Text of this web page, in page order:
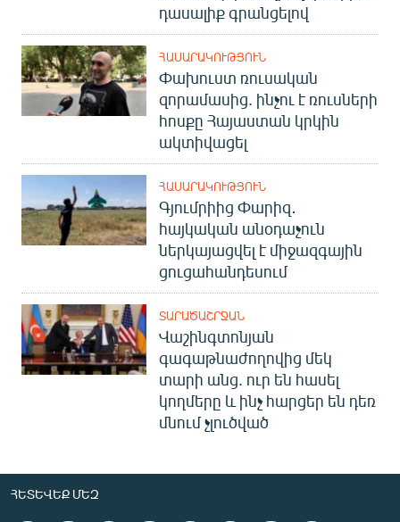
դասալիք գրանցելով
ՀԱՍԱՐԱԿՈՒԹՅՈՒՆ
Փախուստ ռուսական
զորամասից. ինչու է ռուսների
հոսքը Հայաստան կրկին
ակտիվացել
ՀԱՍԱՐԱԿՈՒԹՅՈՒՆ
Գյումրիից Փարիզ․
հայկական անօդաչուն
ներկայացվել է միջազգային
ցուցահանդեսում
ՏԱՐԱԾԱՇՐՋԱՆ
Վաշինգտոնյան
գագաթնաժողովից մեկ
տարի անց. ուր են հասել
կողմերը և ինչ հարցեր են դեռ
մնում չլուծված
ՀԵՏԵՎԵՔ ՄԵԶ